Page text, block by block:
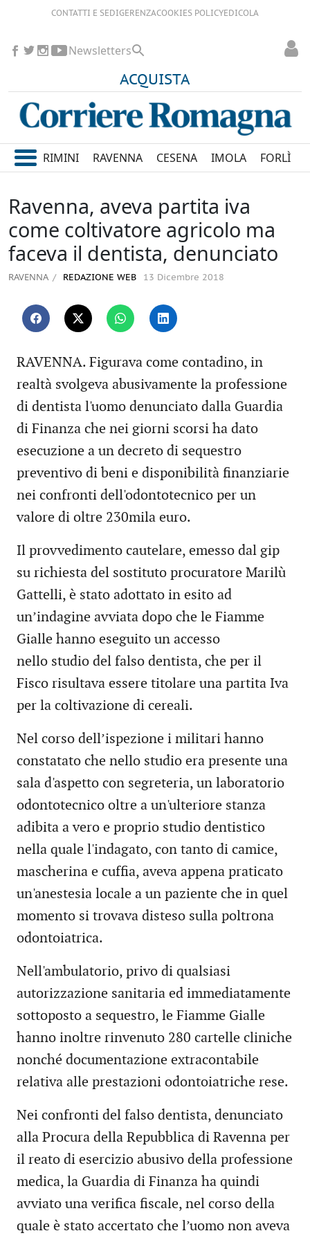
CONTATTI E SEDIGERENZACOOKIES POLICYEDICOLA
ACQUISTA
Newsletters
RIMINI RAVENNA CESENA IMOLA FORLÌ
Ravenna, aveva partita iva
come coltivatore agricolo ma
faceva il dentista, denunciato
RAVENNA REDAZIONE WEB 13 Dicembre 2018
RAVENNA. Figurava come contadino, in
realtà svolgeva abusivamente la professione
di dentista l'uomo denunciato dalla Guardia
di Finanza che nei giorni scorsi ha dato
esecuzione a un decreto di sequestro
preventivo di beni e disponibilità finanziarie
nei confronti dell'odontotecnico per un
valore di oltre 230mila euro.
Il provvedimento cautelare, emesso dal gip
su richiesta del sostituto procuratore Marilù
Gattelli, è stato adottato in esito ad
un’indagine avviata dopo che le Fiamme
Gialle hanno eseguito un accesso
nello studio del falso dentista, che per il
Fisco risultava essere titolare una partita Iva
per la coltivazione di cereali.
Nel corso dell’ispezione i militari hanno
constatato che nello studio era presente una
sala d'aspetto con segreteria, un laboratorio
odontotecnico oltre a un'ulteriore stanza
adibita a vero e proprio studio dentistico
nella quale l'indagato, con tanto di camice,
mascherina e cuffia, aveva appena praticato
un'anestesia locale a un paziente che in quel
momento si trovava disteso sulla poltrona
odontoiatrica.
Nell'ambulatorio, privo di qualsiasi
autorizzazione sanitaria ed immediatamente
sottoposto a sequestro, le Fiamme Gialle
hanno inoltre rinvenuto 280 cartelle cliniche
nonché documentazione extracontabile
relativa alle prestazioni odontoiatriche rese.
Nei confronti del falso dentista, denunciato
alla Procura della Repubblica di Ravenna per
il reato di esercizio abusivo della professione
medica, la Guardia di Finanza ha quindi
avviato una verifica fiscale, nel corso della
quale è stato accertato che l’uomo non aveva